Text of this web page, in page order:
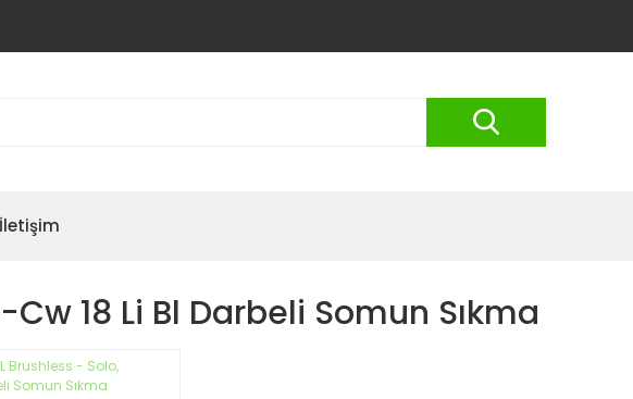
İletişim
Cw 18 Li Bl Darbeli Somun Sıkma